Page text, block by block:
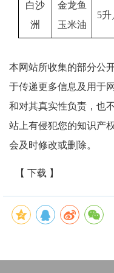
白沙
洲
金龙鱼
玉米油
5升
本网站所收集的部分公
于传递更多信息及用于
和对其真实性负责，也
站上有侵犯您的知识产
会及时修改或删除。
【 下载 】